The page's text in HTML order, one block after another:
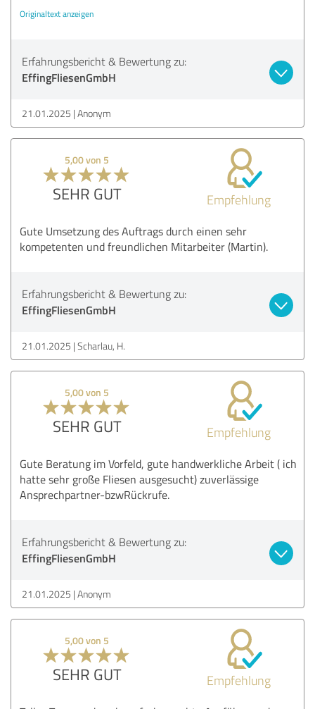
Originaltext anzeigen
Erfahrungsbericht & Bewertung zu:
EffingFliesenGmbH
21.01.2025 Anonym
5,00 von 5
SEHR GUT Empfehlung
Gute Umsetzung des Auftrags durch einen sehr
kompetenten und freundlichen Mitarbeiter (Martin).
Erfahrungsbericht & Bewertung zu:
EffingFliesenGmbH
21.01.2025 Scharlau, H.
5,00 von 5
SEHR GUT Empfehlung
Gute Beratung im Vorfeld, gute handwerkliche Arbeit ( ich
hatte sehr große Fliesen ausgesucht) zuverlässige
Ansprechpartner-bzwRückrufe.
Erfahrungsbericht & Bewertung zu:
EffingFliesenGmbH
21.01.2025 Anonym
5,00 von 5
SEHR GUT Empfehlung